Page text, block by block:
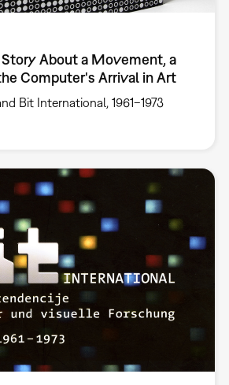
About a Movement, a
Computer's Arrival in Art
Bit International, 1961–1973